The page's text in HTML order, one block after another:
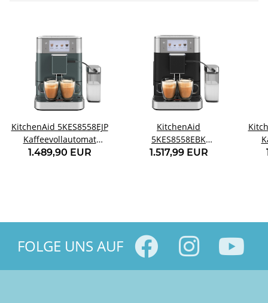
KitchenAid 5KES8558EJP
Kaffeevollautomat
Juniper
1.489,90 EUR
KitchenAid
5KES8558EBK
Kaffeevollautomat
1.517,99 EUR
FOLGE UNS AUF